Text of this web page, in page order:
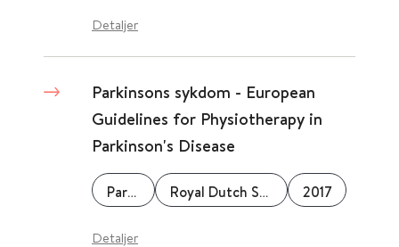
Detaljer
Parkinsons sykdom - European
Guidelines for Physiotherapy in
Parkinson's Disease
ParkinsonNet Royal Dutch Society for Physical Therapy 2017
Detaljer